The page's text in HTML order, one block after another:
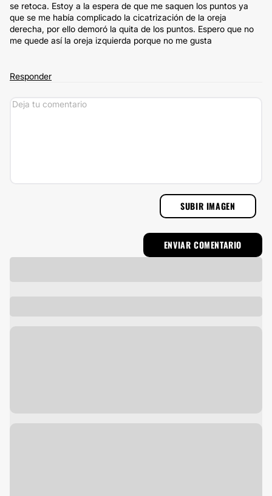
se retoca. Estoy a la espera de que me saquen los puntos ya
que se me había complicado la cicatrización de la oreja
derecha, por ello demoró la quita de los puntos. Espero que no
me quede así la oreja izquierda porque no me gusta
Responder
SUBIR IMAGEN